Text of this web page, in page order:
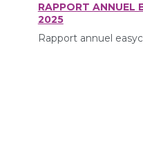
RAPPORT ANNUEL
2025
Rapport annuel